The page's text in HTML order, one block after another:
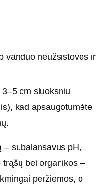
vanduo neužsistovės ir
cm sluoksniu
kad apsaugotumėte
– subalansavus pH,
trąšų bei organikos –
peržiemos, o